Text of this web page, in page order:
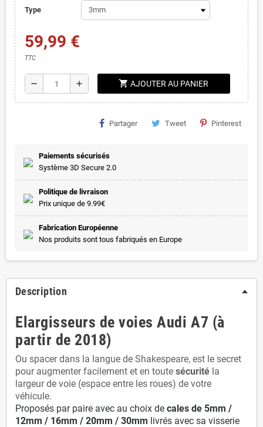
Type
59,99 €
TTC
remove add shopping_cart AJOUTER AU PANIER
Partager Tweet Pinterest
Paiements sécurisés
Système 3D Secure 2.0
Politique de livraison
Prix unique de 9.99€
Fabrication Européenne
Nos produits sont tous fabriqués en Europe
Description
Elargisseurs de voies Audi A7 (à
partir de 2018)
Ou spacer dans la langue de Shakespeare, est le secret
pour augmenter facilement et en toute sécurité la
largeur de voie (espace entre les roues) de votre
véhicule.
Proposés par paire avec au choix de cales de 5mm /
12mm / 16mm / 20mm / 30mm livrés avec sa visserie